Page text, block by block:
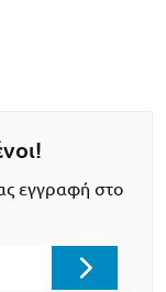
εγγραφή στο